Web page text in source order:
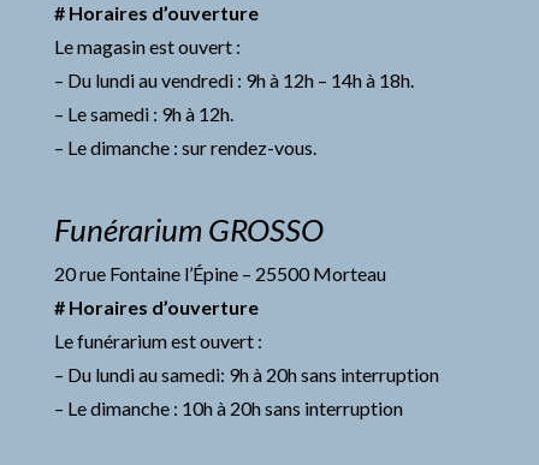
# Horaires d’ouverture
Le magasin est ouvert :
– Du lundi au vendredi : 9h à 12h – 14h à 18h.
– Le samedi : 9h à 12h.
– Le dimanche : sur rendez-vous.
Funérarium GROSSO
20 rue Fontaine l’Épine – 25500 Morteau
# Horaires d’ouverture
Le funérarium est ouvert :
– Du lundi au samedi: 9h à 20h sans interruption
– Le dimanche : 10h à 20h sans interruption